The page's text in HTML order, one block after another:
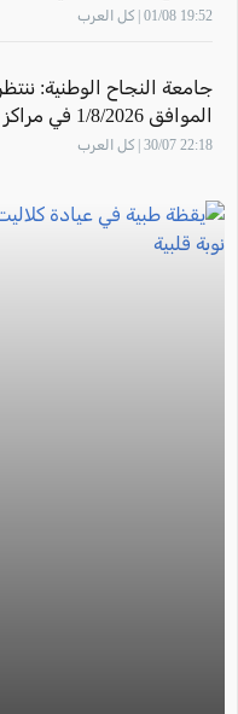
اسم أحمد عبد الله يحيى
19:52 01/08 | كل العرب
جامعة النجاح الوطنية:
الموافق 1/8/
والارشاد
22:18 30/07 | كل العرب